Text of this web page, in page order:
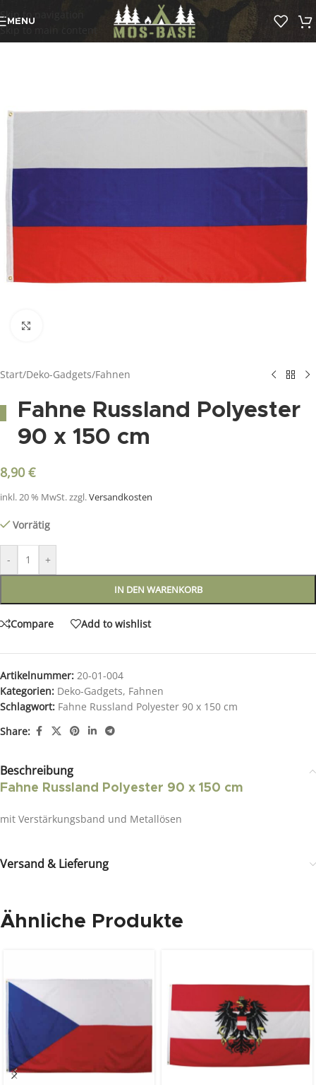
Skip to navigation
Skip to main content
MENU
Start/Deko-Gadgets/Fahnen
Fahne Russland Polyester
90 x 150 cm
8,90 €
inkl. 20 % MwSt.zzgl.Versandkosten
Vorrätig
- +
IN DEN WARENKORB
Compare Add to wishlist
Artikelnummer: 20-01-004
Kategorien: Deko-Gadgets, Fahnen
Schlagwort: Fahne Russland Polyester 90 x 150 cm
Share:
Beschreibung
Fahne Russland Polyester 90 x 150 cm
mit Verstärkungsband und Metallösen
Versand & Lieferung
Ähnliche Produkte